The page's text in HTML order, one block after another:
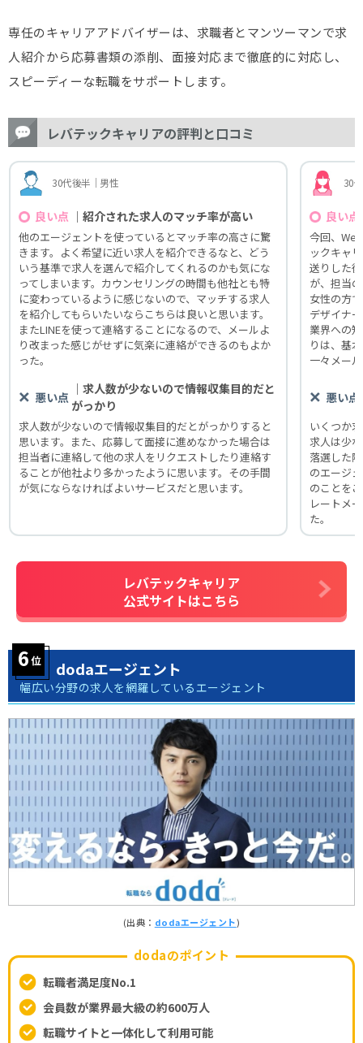
専任のキャリアアドバイザーは、求職者とマンツーマンで求
人紹介から応募書類の添削、面接対応まで徹底的に対応し、
スピーディーな転職をサポートします。
レバテックキャリアの評判と口コミ
30代後半｜男性
良い点 ｜紹介された求人のマッチ率が高い
他のエージェントを使っているとマッチ率の高さに驚
きます。よく希望に近い求人を紹介できるなと、どう
いう基準で求人を選んで紹介してくれるのかも気にな
ってしまいます。カウンセリングの時間も他社とも特
に変わっているように感じないので、マッチする求人
を紹介してもらいたいならこちらは良いと思います。
またLINEを使って連絡することになるので、メールよ
り改まった感じがせずに気楽に連絡ができるのもよか
った。
悪い点
｜求人数が少ないので情報収集目的だと
がっかり
求人数が少ないので情報収集目的だとがっかりすると
思います。また、応募して面接に進めなかった場合は
担当者に連絡して他の求人をリクエストしたり連絡す
ることが他社より多かったように思います。その手間
が気にならなければよいサービスだと思います。
30
良い点
今回、
ックキャ
送りした
が、担当
女性の方
デザイナ
業界への
りは、基
一々メー
悪い点
いくつか
求人は少
落選した
のエージ
のことを
レートメ
た。
レバテックキャリア
公式サイトはこちら
dodaエージェント
幅広い分野の求人を網羅しているエージェント
(出典： dodaエージェント)
dodaのポイント
転職者満足度No.1
会員数が業界最大級の約600万人
転職サイトと一体化して利用可能